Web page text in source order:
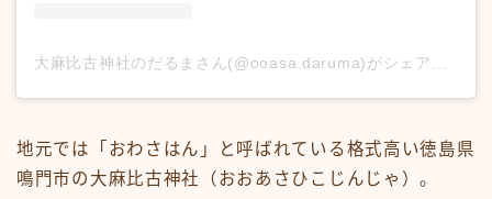
大麻比古神社のだるまさん(@ooasa.daruma)がシェアした投稿
地元では「おわさはん」と呼ばれている格式高い徳島県
鳴門市の大麻比古神社（おおあさひこじんじゃ）。